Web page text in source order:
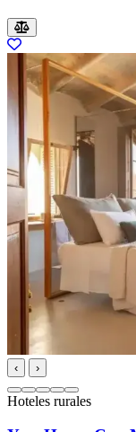
‹ ›
Hoteles rurales